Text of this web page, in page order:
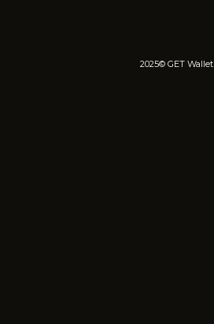
2025©︎ GET Wallet